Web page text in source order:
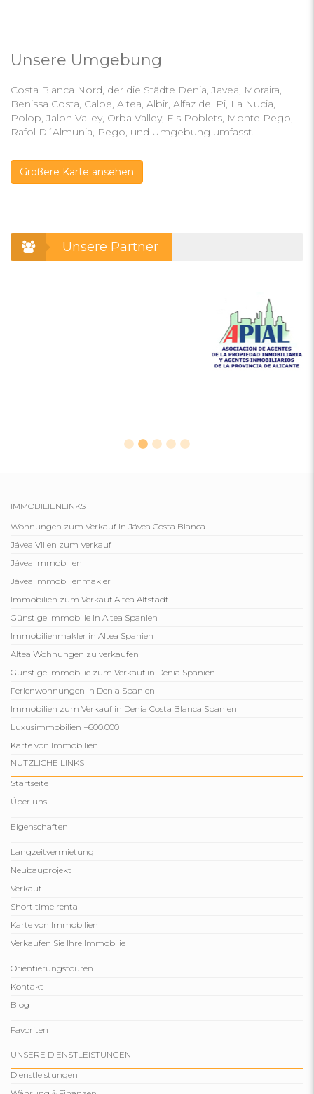
Unsere Umgebung
Costa Blanca Nord, der die Städte Denia, Javea, Moraira,
Benissa Costa, Calpe, Altea, Albir, Alfaz del Pi, La Nucia,
Polop, Jalon Valley, Orba Valley, Els Poblets, Monte Pego,
Rafol D´Almunia, Pego, und Umgebung umfasst.
Größere Karte ansehen
Unsere Partner
IMMOBILIENLINKS
Wohnungen zum Verkauf in Jávea Costa Blanca
Jávea Villen zum Verkauf
Jávea Immobilien
Jávea Immobilienmakler
Immobilien zum Verkauf Altea Altstadt
Günstige Immobilie in Altea Spanien
Immobilienmakler in Altea Spanien
Altea Wohnungen zu verkaufen
Günstige Immobilie zum Verkauf in Denia Spanien
Ferienwohnungen in Denia Spanien
Immobilien zum Verkauf in Denia Costa Blanca Spanien
Luxusimmobilien +600.000
Karte von Immobilien
NÜTZLICHE LINKS
Startseite
Über uns
Eigenschaften
Langzeitvermietung
Neubauprojekt
Verkauf
Short time rental
Karte von Immobilien
Verkaufen Sie Ihre Immobilie
Orientierungstouren
Kontakt
Blog
Favoriten
UNSERE DIENSTLEISTUNGEN
Dienstleistungen